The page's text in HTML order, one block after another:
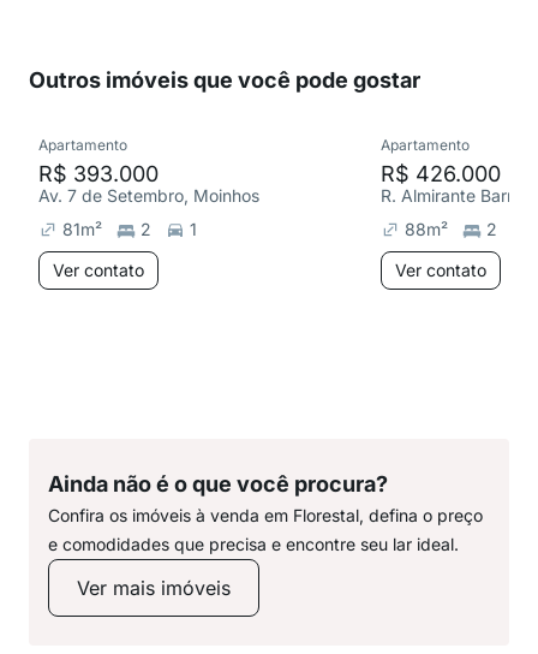
Outros imóveis que você pode gostar
Apartamento
R$ 393.000
Av. 7 de Setembro, Moinhos
81m² 2
1
Ver contato
Apartamento
R$ 426.000
R. Almirante
88m² 2
Ver contato
Ainda não é o que você procura?
Confira os imóveis à venda em Florestal, defina o preço
e comodidades que precisa e encontre seu lar ideal.
Ver mais imóveis